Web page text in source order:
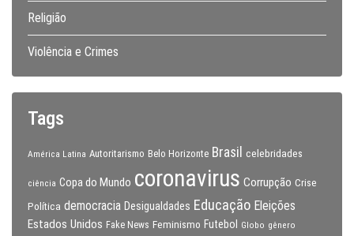
Religião
Violência e Crimes
Tags
América Latina Autoritarismo Belo Horizonte Brasil celebridades
ciência Copa do Mundo coronavirus Corrupção Crise
Política democracia Desigualdades Educação Eleições
Estados Unidos Fake News Feminismo Futebol Globo gênero